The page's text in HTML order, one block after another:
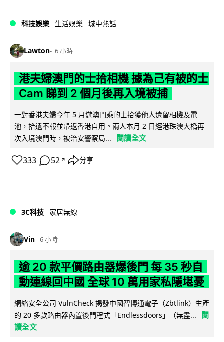
科技娛樂 生活娛樂 城中熱話
Lawton 6 小時
港夫婦澳門的士拾相機 據為己有被的士
Cam 睇到 2 個月後再入境被捕
一對香港夫婦今年 5 月遊澳門乘的士拾獲他人遺留相機及電
池，拾遺不報並帶返香港自用。兩人本月 2 日經港珠澳大橋再
次入境澳門時，被治安警察局...
閱讀全文
333 52 ↗ 分享
3C科技 家居無線
Vin 6 小時
逾 20 款平價路由器爆後門 每 35 秒自
動連線回中國 全球 10 萬用家私隱堪憂
網絡安全公司 VulnCheck 揭發中國智博通電子（Zbtlink）生產
的 20 多款路由器內置後門程式「Endlessdoors」（無盡...
閱
讀全文